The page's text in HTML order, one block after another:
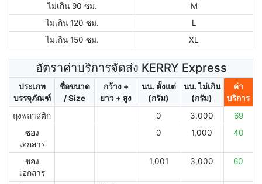
ไม่เกิน 90 ซม.
M
ไม่เกิน 120 ซม.
L
ไม่เกิน 150 ซม.
XL
อัตราค่าบริการจัดส่ง KERRY Express
ประเภท
บรรจุภัณฑ์
ชื่อขนาด
/ Size
กว้าง +
ยาว + สูง
นน. ตั้งแต่
(กรัม)
นน. ไม่เกิน
(กรัม)
ค่า
บริการ
ถุงพลาสติก
0 3,000
69
ซอง
เอกสาร
0 1,000 40
ซอง
เอกสาร
1,001 3,000 60